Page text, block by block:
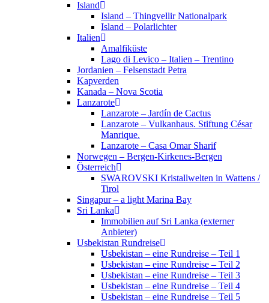
Island
Island – Thingvellir Nationalpark
Island – Polarlichter
Italien
Amalfiküste
Lago di Levico – Italien – Trentino
Jordanien – Felsenstadt Petra
Kapverden
Kanada – Nova Scotia
Lanzarote
Lanzarote – Jardín de Cactus
Lanzarote – Vulkanhaus. Stiftung César
Manrique.
Lanzarote – Casa Omar Sharif
Norwegen – Bergen-Kirkenes-Bergen
Österreich
SWAROVSKI Kristallwelten in Wattens /
Tirol
Singapur – a light Marina Bay
Sri Lanka
Immobilien auf Sri Lanka (externer
Anbieter)
Usbekistan Rundreise
Usbekistan – eine Rundreise – Teil 1
Usbekistan – eine Rundreise – Teil 2
Usbekistan – eine Rundreise – Teil 3
Usbekistan – eine Rundreise – Teil 4
Usbekistan – eine Rundreise – Teil 5